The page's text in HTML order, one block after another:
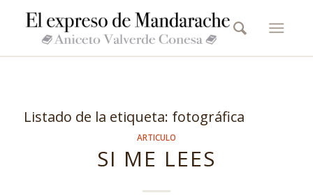
Listado de la etiqueta: fotográfica
ARTICULO
SI ME LEES